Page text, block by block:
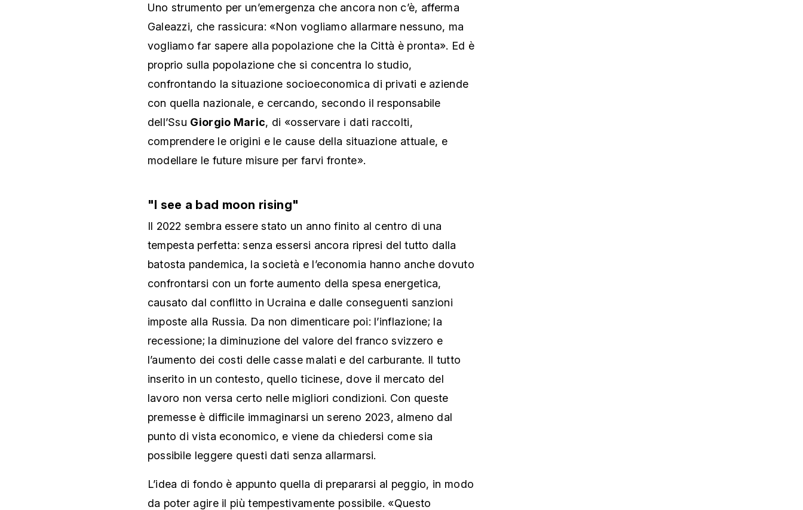
Uno strumento per un’emergenza che ancora non c’è, afferma
Galeazzi, che rassicura: «Non vogliamo allarmare nessuno, ma
vogliamo far sapere alla popolazione che la Città è pronta». Ed è
proprio sulla popolazione che si concentra lo studio,
confrontando la situazione socioeconomica di privati e aziende
con quella nazionale, e cercando, secondo il responsabile
dell’Ssu Giorgio Maric, di «osservare i dati raccolti,
comprendere le origini e le cause della situazione attuale, e
modellare le future misure per farvi fronte».
"I see a bad moon rising"
Il 2022 sembra essere stato un anno finito al centro di una
tempesta perfetta: senza essersi ancora ripresi del tutto dalla
batosta pandemica, la società e l’economia hanno anche dovuto
confrontarsi con un forte aumento della spesa energetica,
causato dal conflitto in Ucraina e dalle conseguenti sanzioni
imposte alla Russia. Da non dimenticare poi: l’inflazione; la
recessione; la diminuzione del valore del franco svizzero e
l’aumento dei costi delle casse malati e del carburante. Il tutto
inserito in un contesto, quello ticinese, dove il mercato del
lavoro non versa certo nelle migliori condizioni. Con queste
premesse è difficile immaginarsi un sereno 2023, almeno dal
punto di vista economico, e viene da chiedersi come sia
possibile leggere questi dati senza allarmarsi.
L’idea di fondo è appunto quella di prepararsi al peggio, in modo
da poter agire il più tempestivamente possibile. «Questo